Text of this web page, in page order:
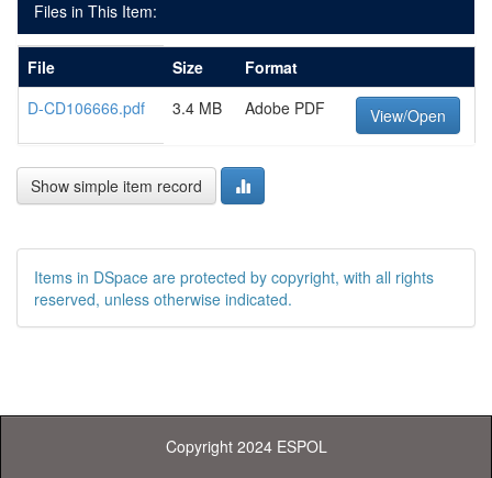
Files in This Item:
File Size
Format
D-CD106666.pdf
3.4 MB Adobe PDF View/Open
Show simple item record
Items in DSpace are protected by copyright, with all rights
reserved, unless otherwise indicated.
Copyright 2024 ESPOL